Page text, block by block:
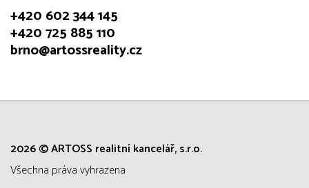
+420 602 344 145
+420 725 885 110
brno@artossreality.cz
2026 © ARTOSS realitní kancelář, s.r.o.
všechna práva vyhrazena